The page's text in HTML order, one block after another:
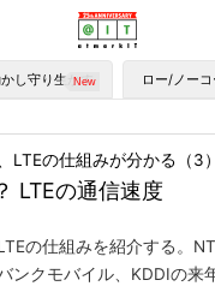
し守り生かす ロー/ノーコ
LTEの通信速度
LTEの仕組みが分かる（3）
の仕組みを紹介する。
ンクモバイル、KDDIの来